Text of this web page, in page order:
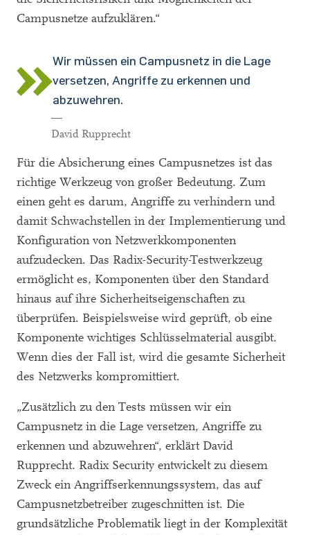
Campusnetze aufzuklären.“
Wir müssen ein Campusnetz in die Lage
versetzen, Angriffe zu erkennen und
abzuwehren.
—
David Rupprecht
Für die Absicherung eines Campusnetzes ist das
richtige Werkzeug von großer Bedeutung. Zum
einen geht es darum, Angriffe zu verhindern und
damit Schwachstellen in der Implementierung und
Konfiguration von Netzwerkkomponenten
aufzudecken. Das Radix-Security-Testwerkzeug
ermöglicht es, Komponenten über den Standard
hinaus auf ihre Sicherheitseigenschaften zu
überprüfen. Beispielsweise wird geprüft, ob eine
Komponente wichtiges Schlüsselmaterial ausgibt.
Wenn dies der Fall ist, wird die gesamte Sicherheit
des Netzwerks kompromittiert.
„Zusätzlich zu den Tests müssen wir ein
Campusnetz in die Lage versetzen, Angriffe zu
erkennen und abzuwehren“, erklärt David
Rupprecht. Radix Security entwickelt zu diesem
Zweck ein Angriffserkennungssystem, das auf
Campusnetzbetreiber zugeschnitten ist. Die
grundsätzliche Problematik liegt in der Komplexität